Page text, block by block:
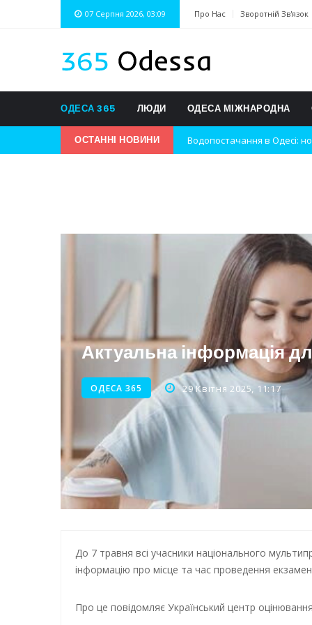
07 Серпня 2026, 03:09 Про Нас Зворотній Зв'язок
ОДЕСА 365 ЛЮДИ ОДЕСА МІЖНАРОДНА
ОСТАННІ НОВИНИ
Водопостачання в Одесі:
Нічна атака на Одесу:
Новини з Зимової школи
Інтеграція ветеранів в
Нічна атака на Одесу:
Енергетична підтримка
Актуальна інформація
ОДЕСА 365 29 Квітня 2025, 11:17
До 7 травня всі учасники національного
інформацію про місце та час проведення
Про це повідомляє Український центр оцінювання